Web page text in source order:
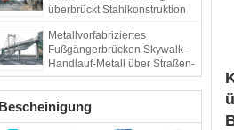
überbrückt Stahlkonstruktion
Metallvorfabriziertes
Fußgängerbrücken Skywalk-
Handlauf-Metall über Straßen-
Stadt-Besichtigung
Bescheinigung